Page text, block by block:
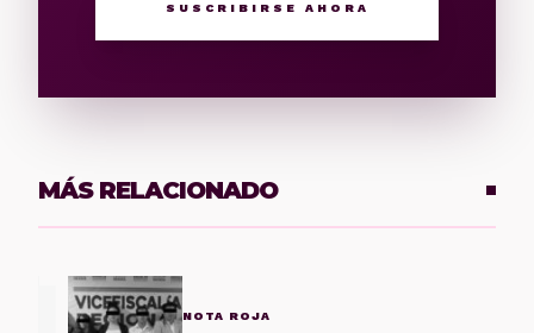
SUSCRIBIRSE AHORA
MÁS RELACIONADO
NOTA ROJA